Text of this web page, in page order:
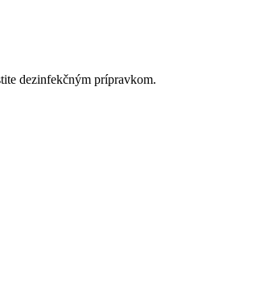
dezinfekčným prípravkom.